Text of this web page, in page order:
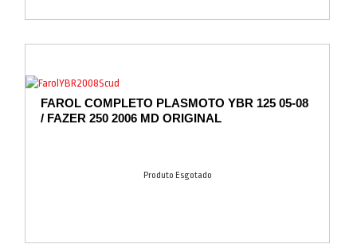
FAROL COMPLETO PLASMOTO YBR 125 05-08
/ FAZER 250 2006 MD ORIGINAL
Produto Esgotado